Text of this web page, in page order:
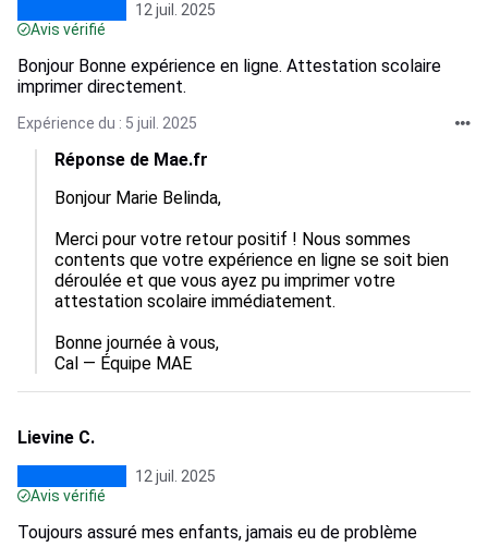
12 juil. 2025
Avis vérifié
Bonjour Bonne expérience en ligne. Attestation scolaire
imprimer directement.
Expérience du : 5 juil. 2025
Réponse de Mae.fr
Bonjour Marie Belinda,
Merci pour votre retour positif ! Nous sommes
contents que votre expérience en ligne se soit bien
déroulée et que vous ayez pu imprimer votre
attestation scolaire immédiatement.
Bonne journée à vous,
Cal — Équipe MAE
Lievine C.
12 juil. 2025
Avis vérifié
Toujours assuré mes enfants, jamais eu de problème